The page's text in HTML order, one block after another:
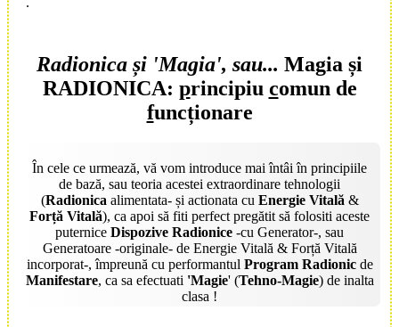
Radionica și 'Magia', sau... Magia și
RADIONICA: principiu comun de
funcționare
În cele ce urmează, vă vom introduce mai întâi în principiile
de bază, sau teoria acestei extraordinare tehnologii
(Radionica alimentata- și actionata cu Energie Vitală &
Forță Vitală), ca apoi să fiti perfect pregătit să folositi aceste
puternice Dispozive Radionice -cu Generator-, sau
Generatoare -originale- de Energie Vitală & Forță Vitală
incorporat-, împreună cu performantul Program Radionicde
Manifestare, ca sa efectuati 'Magie' (Tehno-Magie) de inalta
clasa !